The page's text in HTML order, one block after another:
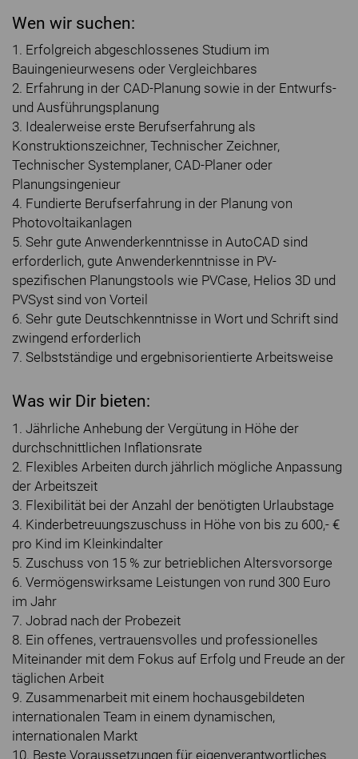
Wen wir suchen:
1. Erfolgreich abgeschlossenes Studium im
Bauingenieurwesens oder Vergleichbares
2. Erfahrung in der CAD-Planung sowie in der Entwurfs-
und Ausführungsplanung
3. Idealerweise erste Berufserfahrung als
Konstruktionszeichner, Technischer Zeichner,
Technischer Systemplaner, CAD-Planer oder
Planungsingenieur
4. Fundierte Berufserfahrung in der Planung von
Photovoltaikanlagen
5. Sehr gute Anwenderkenntnisse in AutoCAD sind
erforderlich, gute Anwenderkenntnisse in PV-
spezifischen Planungstools wie PVCase, Helios 3D und
PVSyst sind von Vorteil
6. Sehr gute Deutschkenntnisse in Wort und Schrift sind
zwingend erforderlich
7. Selbstständige und ergebnisorientierte Arbeitsweise
Was wir Dir bieten:
1. Jährliche Anhebung der Vergütung in Höhe der
durchschnittlichen Inflationsrate
2. Flexibles Arbeiten durch jährlich mögliche Anpassung
der Arbeitszeit
3. Flexibilität bei der Anzahl der benötigten Urlaubstage
4. Kinderbetreuungszuschuss in Höhe von bis zu 600,- €
pro Kind im Kleinkindalter
5. Zuschuss von 15 % zur betrieblichen Altersvorsorge
6. Vermögenswirksame Leistungen von rund 300 Euro
im Jahr
7. Jobrad nach der Probezeit
8. Ein offenes, vertrauensvolles und professionelles
Miteinander mit dem Fokus auf Erfolg und Freude an der
täglichen Arbeit
9. Zusammenarbeit mit einem hochausgebildeten
internationalen Team in einem dynamischen,
internationalen Markt
10. Beste Voraussetzungen für eigenverantwortliches